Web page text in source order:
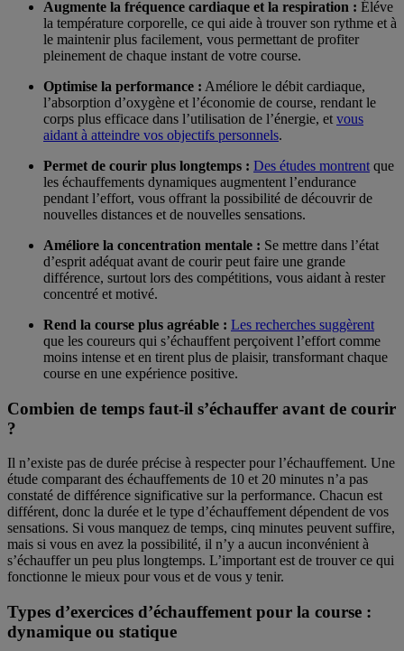
Augmente la fréquence cardiaque et la respiration : Éléve
la température corporelle, ce qui aide à trouver son rythme et à
le maintenir plus facilement, vous permettant de profiter
pleinement de chaque instant de votre course.
Optimise la performance : Améliore le débit cardiaque,
l’absorption d’oxygène et l’économie de course, rendant le
corps plus efficace dans l’utilisation de l’énergie, et vous
aidant à atteindre vos objectifs personnels.
Permet de courir plus longtemps : Des études montrent que
les échauffements dynamiques augmentent l’endurance
pendant l’effort, vous offrant la possibilité de découvrir de
nouvelles distances et de nouvelles sensations.
Améliore la concentration mentale : Se mettre dans l’état
d’esprit adéquat avant de courir peut faire une grande
différence, surtout lors des compétitions, vous aidant à rester
concentré et motivé.
Rend la course plus agréable : Les recherches suggèrent
que les coureurs qui s’échauffent perçoivent l’effort comme
moins intense et en tirent plus de plaisir, transformant chaque
course en une expérience positive.
Combien de temps faut-il s’échauffer avant de courir
?
Il n’existe pas de durée précise à respecter pour l’échauffement. Une
étude comparant des échauffements de 10 et 20 minutes n’a pas
constaté de différence significative sur la performance. Chacun est
différent, donc la durée et le type d’échauffement dépendent de vos
sensations. Si vous manquez de temps, cinq minutes peuvent suffire,
mais si vous en avez la possibilité, il n’y a aucun inconvénient à
s’échauffer un peu plus longtemps. L’important est de trouver ce qui
fonctionne le mieux pour vous et de vous y tenir.
Types d’exercices d’échauffement pour la course :
dynamique ou statique